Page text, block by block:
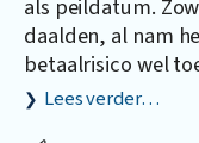
als peildatum.
daalden, al nam
betaalrisico wel
Lees verder…